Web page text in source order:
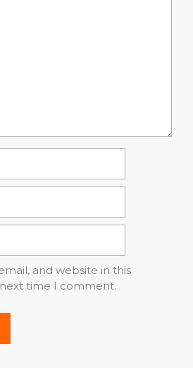
and website in this
time I comment.